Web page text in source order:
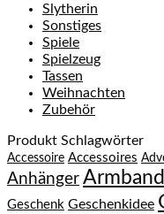
Slytherin
Sonstiges
Spiele
Spielzeug
Tassen
Weihnachten
Zubehör
Produkt Schlagwörter
Accessoire Accessoires
Anhänger Armband
Geschenk Geschenkidee